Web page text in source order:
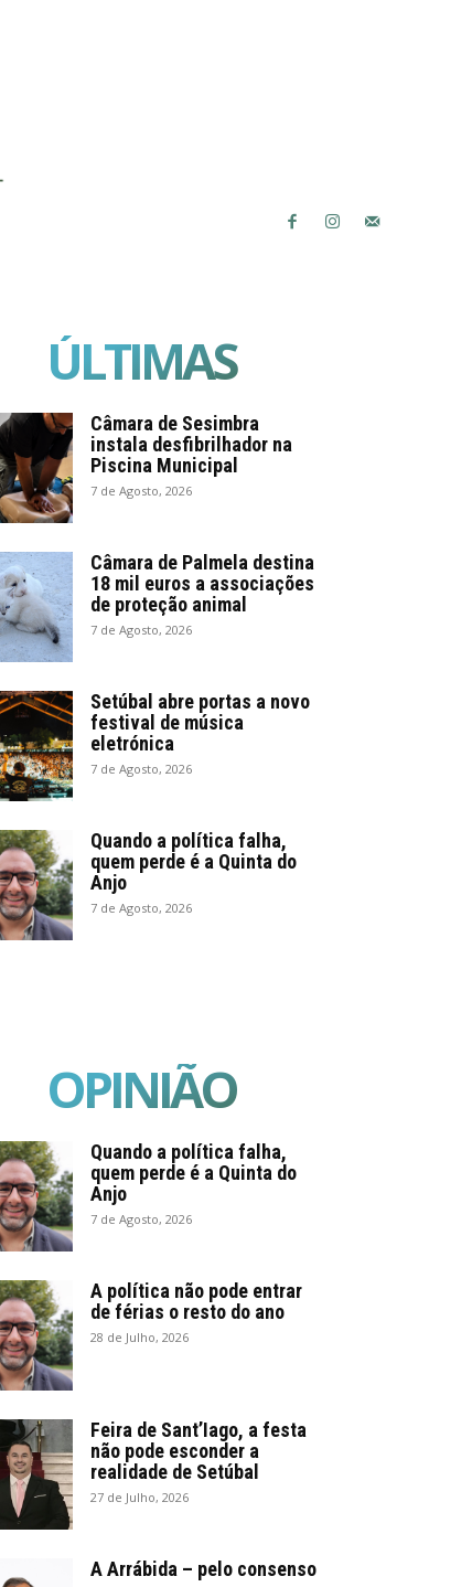
ÚLTIMAS
Câmara de Sesimbra
instala desfibrilhador na
Piscina Municipal
7 de Agosto, 2026
Câmara de Palmela destina
18 mil euros a associações
de proteção animal
7 de Agosto, 2026
Setúbal abre portas a novo
festival de música
eletrónica
7 de Agosto, 2026
Quando a política falha,
quem perde é a Quinta do
Anjo
7 de Agosto, 2026
OPINIÃO
Quando a política falha,
quem perde é a Quinta do
Anjo
7 de Agosto, 2026
A política não pode entrar
de férias o resto do ano
28 de Julho, 2026
Feira de Sant’Iago, a festa
não pode esconder a
realidade de Setúbal
27 de Julho, 2026
A Arrábida – pelo consenso